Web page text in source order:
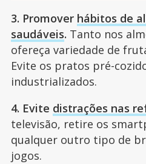
3. Promover hábitos de
saudáveis. Tanto nos
ofereça variedade de
Evite os pratos pré-
industrializados.
4. Evite distrações nas
televisão, retire os
qualquer outro tipo de
jogos.